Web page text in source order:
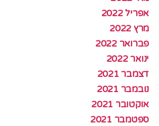
אפריל 2022
מרץ 2022
פברואר 2022
ינואר 2022
דצמבר 2021
נובמבר 2021
אוקטובר 2021
ספטמבר 2021